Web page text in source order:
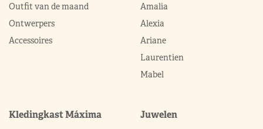
Outfit van de maand
Ontwerpers
Accessoires
Amalia
Alexia
Ariane
Laurentien
Mabel
Kledingkast Máxima Juwelen